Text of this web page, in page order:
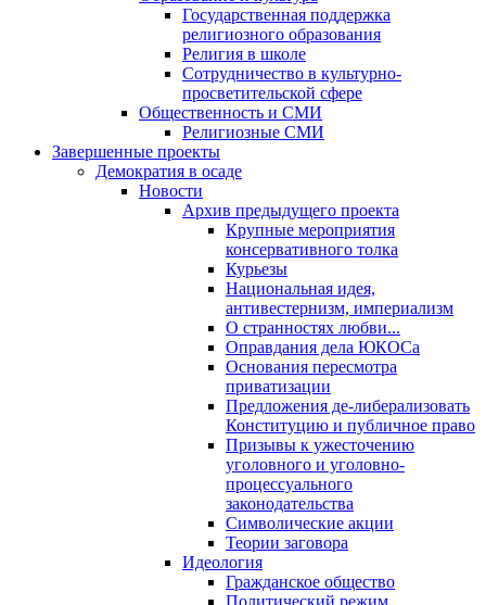
Государственная поддержка
религиозного образования
Религия в школе
Сотрудничество в культурно-
просветительской сфере
Общественность и СМИ
Религиозные СМИ
Завершенные проекты
Демократия в осаде
Новости
Архив предыдущего проекта
Крупные мероприятия
консервативного толка
Курьезы
Национальная идея,
антивестернизм, империализм
О странностях любви...
Оправдания дела ЮКОСа
Основания пересмотра
приватизации
Предложения де-либерализовать
Конституцию и публичное право
Призывы к ужесточению
уголовного и уголовно-
процессуального
законодательства
Символические акции
Теории заговора
Идеология
Гражданское общество
Политический режим